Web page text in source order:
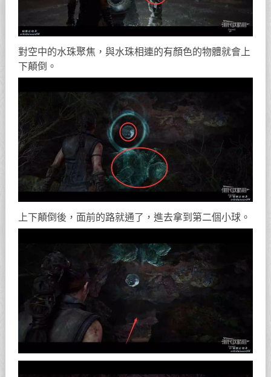
對空中的水珠聚焦，與水珠相連的有顏色的物體就會上
下顛倒。
上下顛倒後，面前的路就通了，進去拿到第二個小球。